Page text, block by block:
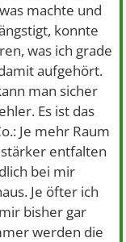
machte und
konnte
was ich grade
aufgehört.
man sicher
Es ist das
Je mehr Raum
entfalten
bei mir
Je öfter ich
bisher gar
werden die